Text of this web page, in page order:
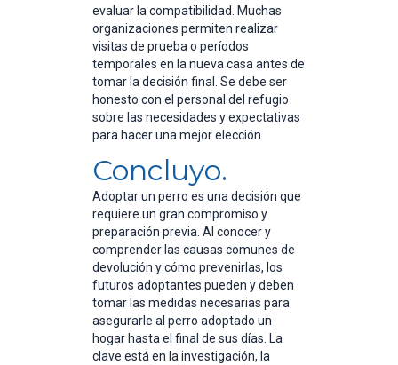
evaluar la compatibilidad. Muchas
organizaciones permiten realizar
visitas de prueba o períodos
temporales en la nueva casa antes de
tomar la decisión final. Se debe ser
honesto con el personal del refugio
sobre las necesidades y expectativas
para hacer una mejor elección.
Concluyo.
Adoptar un perro es una decisión que
requiere un gran compromiso y
preparación previa. Al conocer y
comprender las causas comunes de
devolución y cómo prevenirlas, los
futuros adoptantes pueden y deben
tomar las medidas necesarias para
asegurarle al perro adoptado un
hogar hasta el final de sus días. La
clave está en la investigación, la